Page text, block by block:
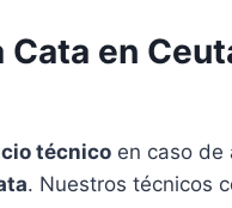
en
técnico en caso de
. Nuestros técnicos